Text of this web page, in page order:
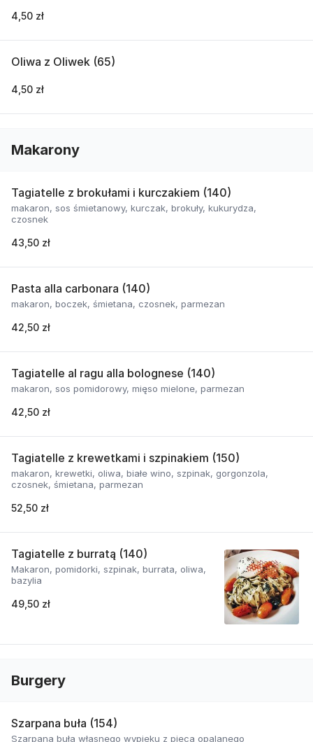
4,50 zł
Oliwa z Oliwek (65)
4,50 zł
Makarony
Tagiatelle z brokułami i kurczakiem (140)
makaron, sos śmietanowy, kurczak, brokuły, kukurydza,
czosnek
43,50 zł
Pasta alla carbonara (140)
makaron, boczek, śmietana, czosnek, parmezan
42,50 zł
Tagiatelle al ragu alla bolognese (140)
makaron, sos pomidorowy, mięso mielone, parmezan
42,50 zł
Tagiatelle z krewetkami i szpinakiem (150)
makaron, krewetki, oliwa, białe wino, szpinak, gorgonzola,
czosnek, śmietana, parmezan
52,50 zł
Tagiatelle z burratą (140)
Makaron, pomidorki, szpinak, burrata, oliwa,
bazylia
49,50 zł
Burgery
Szarpana buła (154)
Szarpana buła własnego wypieku z pieca opalanego